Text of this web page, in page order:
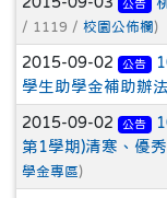
公告
/ 1119 / 校園公佈欄 )
2015-09-02 公告
學生助學金補助辦法
2015-09-02 公告
第1學期)清寒、優
學金專區)